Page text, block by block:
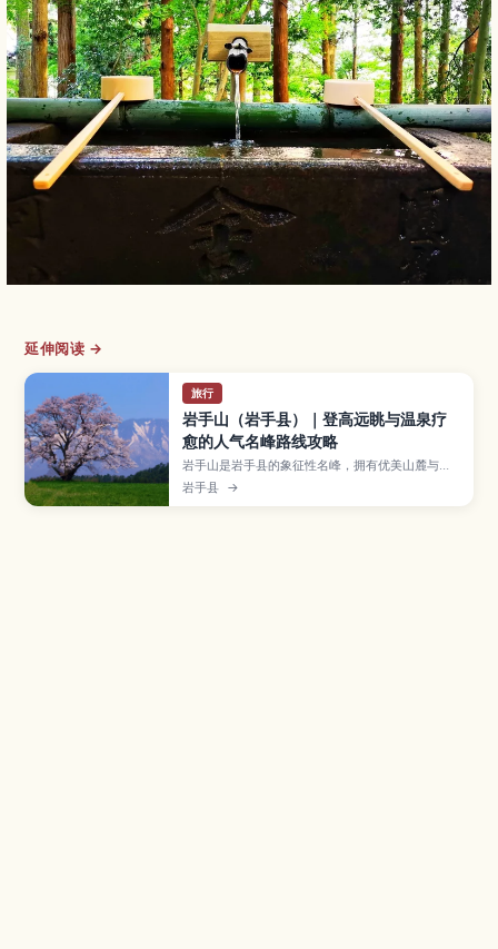
延伸阅读 →
旅行
岩手山（岩手县）｜登高远眺与温泉疗
愈的人气名峰路线攻略
岩手山是岩手县的象征性名峰，拥有优美山麓与丰
富自然步道，深受健行爱好者喜爱。本文介绍从网
张温泉、松川温泉等地出发的代表性登山路线、依
岩手县 →